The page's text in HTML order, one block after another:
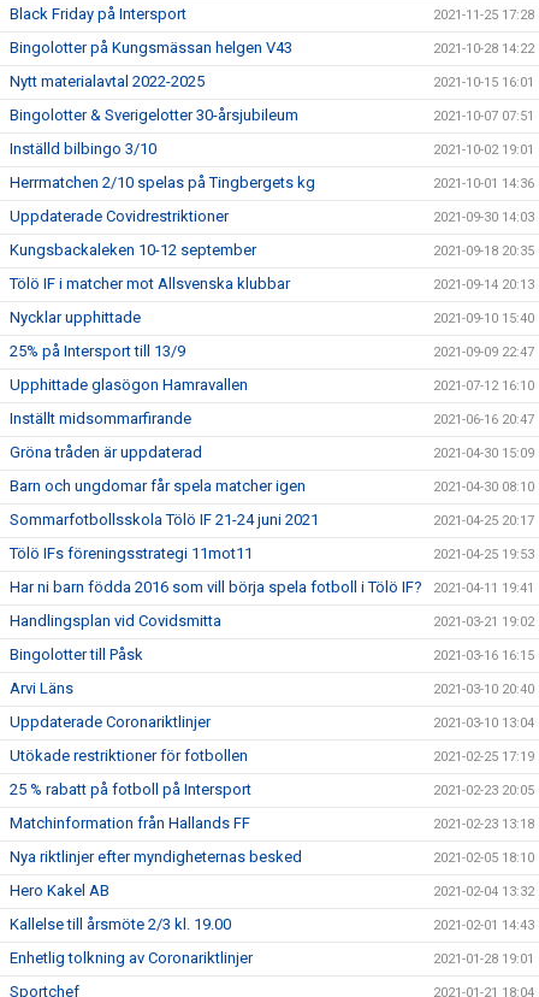
Black Friday på Intersport 2021-11-25 17:28
Bingolotter på Kungsmässan helgen V43 2021-10-28 14:22
Nytt materialavtal 2022-2025 2021-10-15 16:01
Bingolotter & Sverigelotter 30-årsjubileum 2021-10-07 07:51
Inställd bilbingo 3/10 2021-10-02 19:01
Herrmatchen 2/10 spelas på Tingbergets kg 2021-10-01 14:36
Uppdaterade Covidrestriktioner 2021-09-30 14:03
Kungsbackaleken 10-12 september 2021-09-18 20:35
Tölö IF i matcher mot Allsvenska klubbar 2021-09-14 20:13
Nycklar upphittade 2021-09-10 15:40
25% på Intersport till 13/9 2021-09-09 22:47
Upphittade glasögon Hamravallen 2021-07-12 16:10
Inställt midsommarfirande 2021-06-16 20:47
Gröna tråden är uppdaterad 2021-04-30 15:09
Barn och ungdomar får spela matcher igen 2021-04-30 08:10
Sommarfotbollsskola Tölö IF 21-24 juni 2021 2021-04-25 20:17
Tölö IFs föreningsstrategi 11mot11 2021-04-25 19:53
Har ni barn födda 2016 som vill börja spela fotboll i Tölö IF? 2021-04-11 19:41
Handlingsplan vid Covidsmitta 2021-03-21 19:02
Bingolotter till Påsk 2021-03-16 16:15
Arvi Läns 2021-03-10 20:40
Uppdaterade Coronariktlinjer 2021-03-10 13:04
Utökade restriktioner för fotbollen 2021-02-25 17:19
25 % rabatt på fotboll på Intersport 2021-02-23 20:05
Matchinformation från Hallands FF 2021-02-23 13:18
Nya riktlinjer efter myndigheternas besked 2021-02-05 18:10
Hero Kakel AB 2021-02-04 13:32
Kallelse till årsmöte 2/3 kl. 19.00 2021-02-01 14:43
Enhetlig tolkning av Coronariktlinjer 2021-01-28 19:01
Sportchef 2021-01-21 18:04